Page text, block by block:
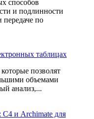
способов
и подлинности
по
таблицах
позволят
объемами
анализ,...
C4 и Archimate для